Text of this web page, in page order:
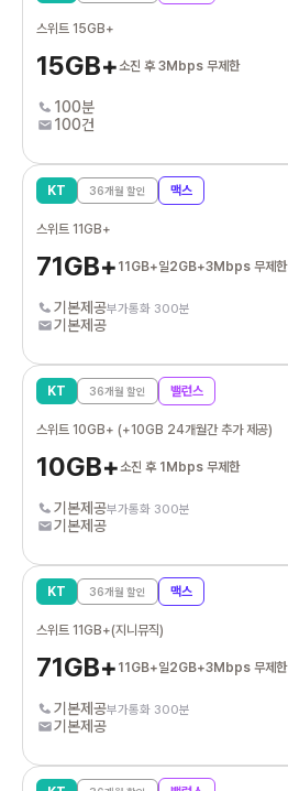
스위트 15GB+
15GB+소진 후 3Mbps 무제한
100분
100건
KT 36개월 할인 맥스
스위트 11GB+
71GB+ 11GB+일2GB+3Mbps 무제한
기본제공부가통화 300분
기본제공
KT 36개월 할인 밸런스
스위트 10GB+ (+10GB 24개월간 추가 제공)
10GB+소진 후 1Mbps 무제한
기본제공부가통화 300분
기본제공
KT 36개월 할인 맥스
스위트 11GB+(지니뮤직)
71GB+ 11GB+일2GB+3Mbps 무제한
기본제공부가통화 300분
기본제공